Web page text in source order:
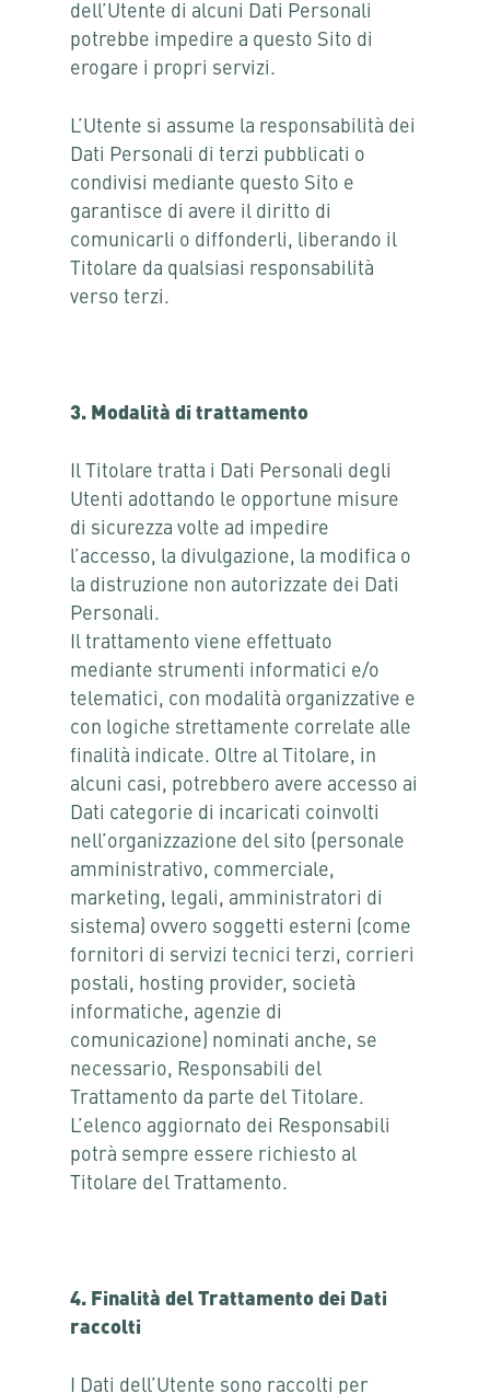
dell’Utente di alcuni Dati Personali
potrebbe impedire a questo Sito di
erogare i propri servizi.
L’Utente si assume la responsabilità dei
Dati Personali di terzi pubblicati o
condivisi mediante questo Sito e
garantisce di avere il diritto di
comunicarli o diffonderli, liberando il
Titolare da qualsiasi responsabilità
verso terzi.
3. Modalità di trattamento
Il Titolare tratta i Dati Personali degli
Utenti adottando le opportune misure
di sicurezza volte ad impedire
l’accesso, la divulgazione, la modifica o
la distruzione non autorizzate dei Dati
Personali.
Il trattamento viene effettuato
mediante strumenti informatici e/o
telematici, con modalità organizzative e
con logiche strettamente correlate alle
finalità indicate. Oltre al Titolare, in
alcuni casi, potrebbero avere accesso ai
Dati categorie di incaricati coinvolti
nell’organizzazione del sito (personale
amministrativo, commerciale,
marketing, legali, amministratori di
sistema) ovvero soggetti esterni (come
fornitori di servizi tecnici terzi, corrieri
postali, hosting provider, società
informatiche, agenzie di
comunicazione) nominati anche, se
necessario, Responsabili del
Trattamento da parte del Titolare.
L’elenco aggiornato dei Responsabili
potrà sempre essere richiesto al
Titolare del Trattamento.
4. Finalità del Trattamento dei Dati
raccolti
I Dati dell’Utente sono raccolti per